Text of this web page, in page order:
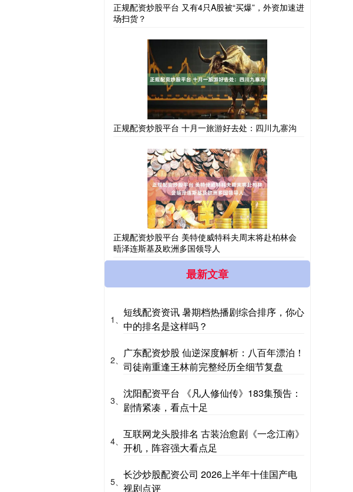
正规配资炒股平台 又有4只A股被“买爆”，外资加速进
场扫货？
正规配资炒股平台 十月一旅游好去处：四川九寨沟
正规配资炒股平台 美特使威特科夫周末将赴柏林会
晤泽连斯基及欧洲多国领导人
最新文章
1、
短线配资资讯 暑期档热播剧综合排序，你心
中的排名是这样吗？
2、
广东配资炒股 仙逆深度解析：八百年漂泊！
司徒南重逢王林前完整经历全细节复盘
3、
沈阳配资平台 《凡人修仙传》183集预告：
剧情紧凑，看点十足
4、
互联网龙头股排名 古装治愈剧《一念江南》
开机，阵容强大看点足
5、
长沙炒股配资公司 2026上半年十佳国产电
视剧点评